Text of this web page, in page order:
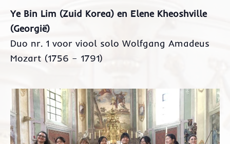
Ye Bin Lim (Zuid Korea) en Elene Kheoshville
(Georgië)
Duo nr. 1 voor viool solo Wolfgang Amadeus
Mozart (1756 – 1791)